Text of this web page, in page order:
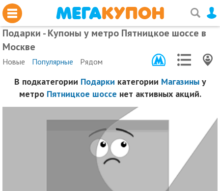
Подарки - Купоны у метро Пятницкое шоссе в
Москве
Новые Популярные Рядом
В подкатегории Подарки категории Магазиныу
метро Пятницкое шоссе нет активных акций.